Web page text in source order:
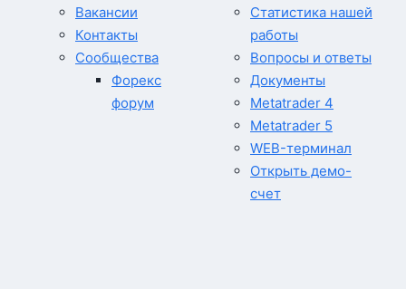
Вакансии
Контакты
Сообщества
Форекс
форум
Статистика нашей
работы
Вопросы и ответы
Документы
Metatrader 4
Metatrader 5
WEB-терминал
Открыть демо-
счет